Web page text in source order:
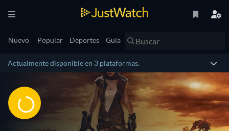
Nuevo Popular Deportes Guía
Actualmente disponible en 3 plataformas.